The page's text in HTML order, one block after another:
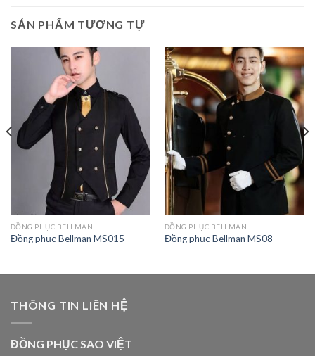
SẢN PHẨM TƯƠNG TỰ
ĐỒNG PHỤC BELLMAN
Đồng phục Bellman MS015
ĐỒNG PHỤC BELLMAN
Đồng phục Bellman MS08
THÔNG TIN LIÊN HỆ
ĐỒNG PHỤC SAO VIỆT